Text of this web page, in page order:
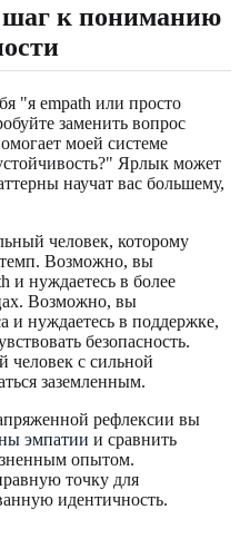
к пониманию
"я empath или просто
заменить вопрос
моей системе
Ярлык может
научат вас большему,
человек, которому
Возможно, вы
и нуждаетесь в более
Возможно, вы
и нуждаетесь в поддержке,
безопасность.
с сильной
заземленным.
рефлексии вы
эмпатии и сравнить
опытом.
точку для
идентичность.